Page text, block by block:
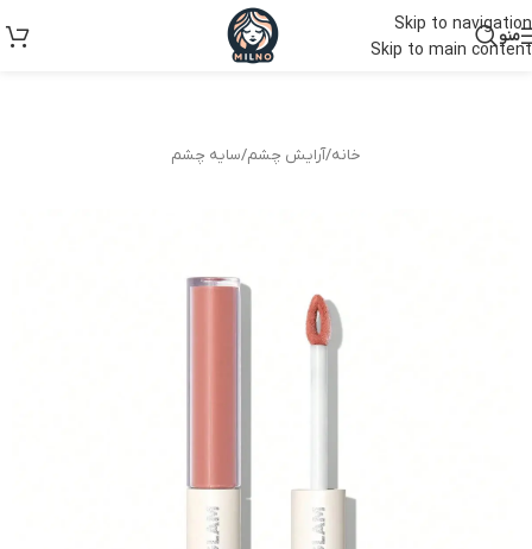
Skip to navigation
Skip to main content
منو
خانه/آرایش چشم/سایه چشم